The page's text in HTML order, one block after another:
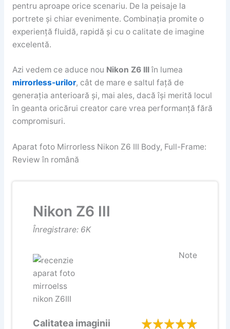
pentru aproape orice scenariu. De la peisaje la
portrete și chiar evenimente. Combinația promite o
experiență fluidă, rapidă și cu o calitate de imagine
excelentă.
Azi vedem ce aduce nou Nikon Z6 IIIîn lumea
mirrorless-urilor, cât de mare e saltul față de
generația anterioară și, mai ales, dacă își merită locul
în geanta oricărui creator care vrea performanță fără
compromisuri.
Aparat foto Mirrorless Nikon Z6 III Body, Full-Frame:
Review în română
Nikon Z6 III
Înregistrare: 6K
Note
Calitatea imaginii